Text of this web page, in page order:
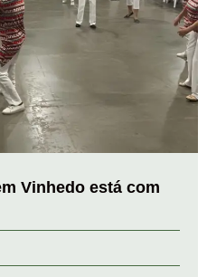
Vinhedo está com